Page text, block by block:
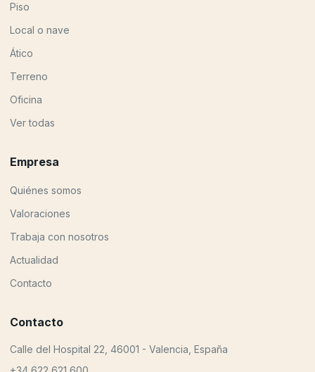
Piso
Local o nave
Ático
Terreno
Oficina
Ver todas
Empresa
Quiénes somos
Valoraciones
Trabaja con nosotros
Actualidad
Contacto
Contacto
Calle del Hospital 22, 46001 - Valencia, España